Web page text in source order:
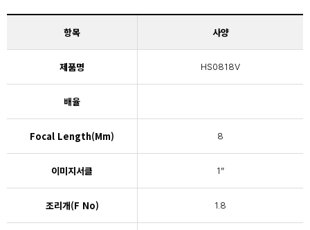
항목 사양
제품명 HS0818V
배율
Focal Length(mm) 8
이미지서클 1”
조리개(F No) 1.8